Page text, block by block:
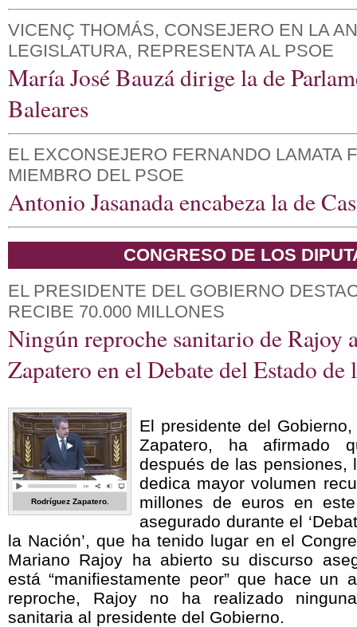
VICENÇ THOMÁS, CONSEJERO EN LA
LEGISLATURA, REPRESENTA AL PSOE
María José Bauzá dirige la de
Baleares
EL EXCONSEJERO FERNANDO LAMATA
MIEMBRO DEL PSOE
Antonio Jasanada encabeza la de
CONGRESO DE LOS
EL PRESIDENTE DEL GOBIERNO
RECIBE 70.000 MILLONES
Ningún reproche sanitario de Rajoy
Zapatero en el Debate del Estado de
Rodríguez Zapatero.
El presidente del
Zapatero, ha afirmado
después de las pensiones,
dedica mayor volumen
millones de euros en
asegurado durante el
la Nación’, que ha tenido lugar en el
Mariano Rajoy ha abierto su discurso
está “manifiestamente peor” que hace un
reproche, Rajoy no ha realizado
sanitaria al presidente del Gobierno.